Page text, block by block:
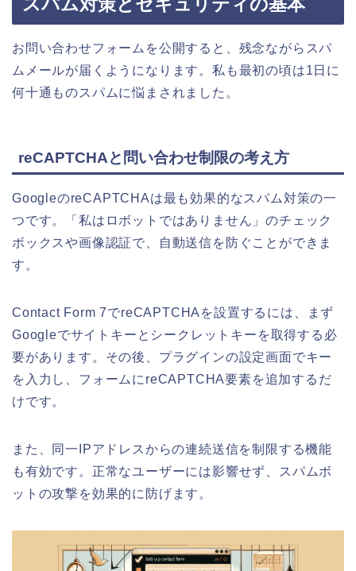
お問い合わせフォームを公開すると、残念ながらスパ
ムメールが届くようになります。私も最初の頃は1日に
何十通ものスパムに悩まされました。
reCAPTCHAと問い合わせ制限の考え方
GoogleのreCAPTCHAは最も効果的なスパム対策の一
つです。「私はロボットではありません」のチェック
ボックスや画像認証で、自動送信を防ぐことができま
す。
Contact Form 7でreCAPTCHAを設置するには、まず
Googleでサイトキーとシークレットキーを取得する必
要があります。その後、プラグインの設定画面でキー
を入力し、フォームにreCAPTCHA要素を追加するだ
けです。
また、同一IPアドレスからの連続送信を制限する機能
も有効です。正常なユーザーには影響せず、スパムボ
ットの攻撃を効果的に防げます。